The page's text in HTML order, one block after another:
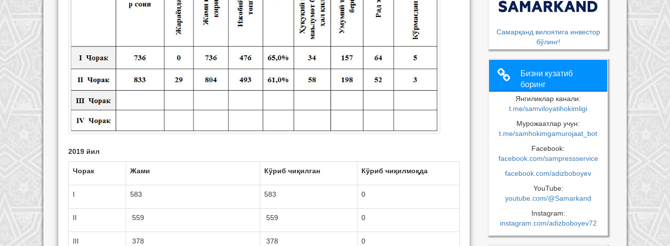
2019 йил
Чорак Жами Кўриб чиқилган Кўриб чиқилмоқда
I 583 583 0
II 559 559 0
III 378 378 0
Самарқанд вилоятига инвестор
бўлинг!
Бизни кузатиб
боринг
Янгиликлар канали:
t.me/samviloyatihokimligi
Мурожаатлар учун:
t.me/samhokimgamurojaat_bot
Facebook:
facebook.com/sampressservice
facebook.com/adizboboyev
YouTube:
youtube.com/@Samarkand
Instagram:
instagram.com/adizboboyev72